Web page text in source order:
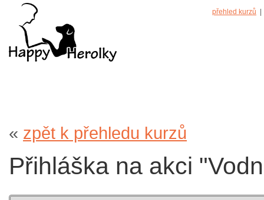
přehled kurzů
« zpět k přehledu kurzů
Přihláška na akci